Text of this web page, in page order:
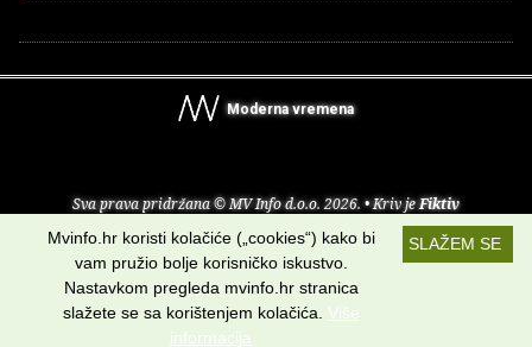
Moderna vremena
Sva prava pridržana © MV Info d.o.o. 2026. • Kriv jeFiktiv
Uvjeti korištenja RSS kanali
Potraži nas na:
SLAŽEM SE
Mvinfo.hr koristi kolačiće („cookies“) kako bi
vam pružio bolje korisničko iskustvo.
Nastavkom pregleda mvinfo.hr stranica
slažete se sa korištenjem kolačića. Više
informacija